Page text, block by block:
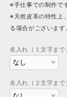
※手仕事での制作で
※天然皮革の特性上
る場合がございます
名入れ（１文字まで
名入れ（２文字まで